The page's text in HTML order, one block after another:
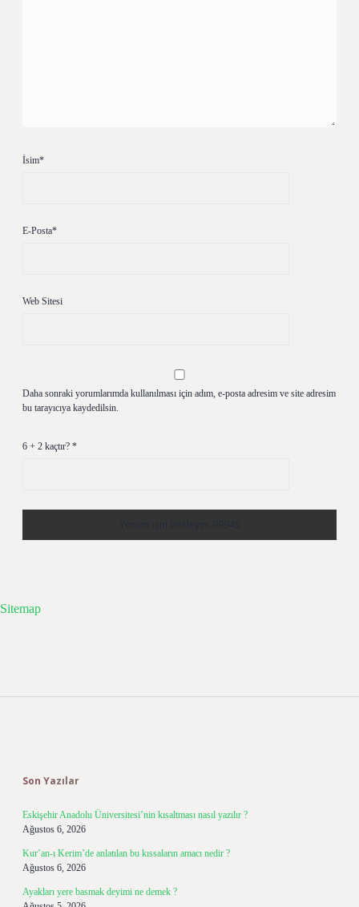
İsim*
E-Posta*
Web Sitesi
Daha sonraki yorumlarımda kullanılması için adım, e-posta adresim ve site adresim
bu tarayıcıya kaydedilsin.
6 + 2 kaçtır? *
Sitemap
Son Yazılar
Eskişehir Anadolu Üniversitesi’nin kısaltması nasıl yazılır ?
Ağustos 6, 2026
Kur’an-ı Kerim’de anlatılan bu kıssaların amacı nedir ?
Ağustos 6, 2026
Ayakları yere basmak deyimi ne demek ?